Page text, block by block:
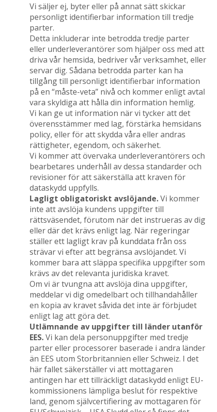
Vi säljer ej, byter eller på annat sätt skickar
personligt identifierbar information till tredje
parter.
Detta inkluderar inte betrodda tredje parter
eller underleverantörer som hjälper oss med att
driva vår hemsida, bedriver vår verksamhet, eller
servar dig. Sådana betrodda parter kan ha
tillgång till personligt identifierbar information
på en “måste-veta” nivå och kommer enligt avtal
vara skyldiga att hålla din information hemlig.
Vi kan ge ut information när vi tycker att det
överensstämmer med lag, förstärka hemsidans
policy, eller för att skydda våra eller andras
rättigheter, egendom, och säkerhet.
Vi kommer att övervaka underleverantörers och
bearbetares underhåll av dessa standarder och
revisioner för att säkerställa att kraven för
dataskydd uppfylls.
Lagligt obligatoriskt avslöjande.Vi kommer
inte att avslöja kundens uppgifter till
rättsväsendet, förutom när det instrueras av dig
eller där det krävs enligt lag. När regeringar
ställer ett lagligt krav på kunddata från oss
strävar vi efter att begränsa avslöjandet. Vi
kommer bara att släppa specifika uppgifter som
krävs av det relevanta juridiska kravet.
Om vi ​​är tvungna att avslöja dina uppgifter,
meddelar vi dig omedelbart och tillhandahåller
en kopia av kravet såvida det inte är förbjudet
enligt lag att göra det.
Utlämnande av uppgifter till länder utanför
EES.Vi kan dela personuppgifter med tredje
parter eller processorer baserade i andra länder
än EES utom Storbritannien eller Schweiz. I det
här fallet säkerställer vi att mottagaren
antingen har ett tillräckligt dataskydd enligt EU-
kommissionens lämpliga beslut för respektive
land, genom självcertifiering av mottagaren för